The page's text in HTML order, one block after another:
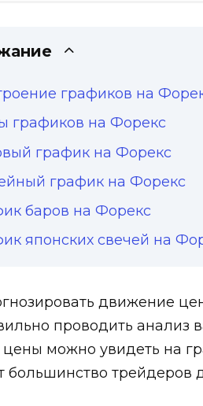
графиков на
графиков на Форекс
график на Форекс
график на Форекс
баров на Форекс
японских свечей на
движение
проводить анализ
можно увидеть на
большинство трейдеров